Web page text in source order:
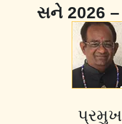
સને 2026 –
પ્રમુખ